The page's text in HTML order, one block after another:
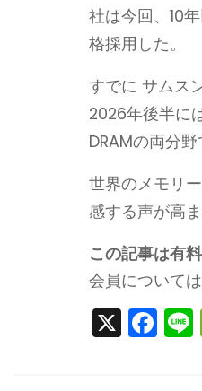
社は今回、10
格採用した。
すでに サムス
2026年後半に
DRAMの両分
世界のメモリ
感する声が高ま
この記事は有
会員については
X F
a